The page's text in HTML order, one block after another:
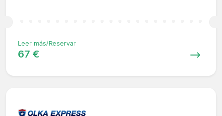
Leer más/Reservar
67 €